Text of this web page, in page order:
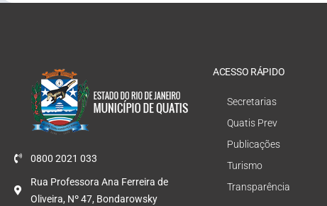
0800 2021 033
Rua Professora Ana Ferreira de
Oliveira, Nº 47, Bondarowsky
ACESSO RÁPIDO
Secretarias
Quatis Prev
Publicações
Turismo
Transparência